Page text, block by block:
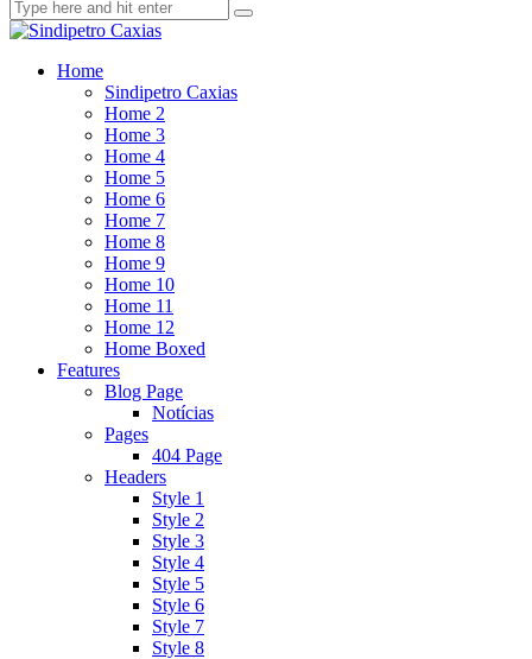
Home
Sindipetro Caxias
Home 2
Home 3
Home 4
Home 5
Home 6
Home 7
Home 8
Home 9
Home 10
Home 11
Home 12
Home Boxed
Features
Blog Page
Notícias
Pages
404 Page
Headers
Style 1
Style 2
Style 3
Style 4
Style 5
Style 6
Style 7
Style 8